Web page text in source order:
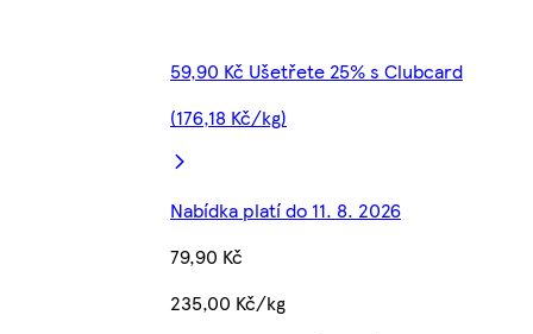
59,90 Kč Ušetřete 25% s Clubcard
(176,18 Kč/kg)
Nabídka platí do 11. 8. 2026
79,90 Kč
235,00 Kč/kg